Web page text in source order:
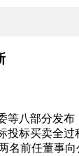
八部分发
标买卖全
前任董事